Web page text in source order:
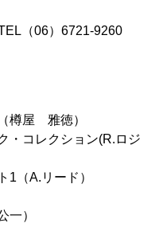
（06）6721-9260
樽屋 雅徳）
・コレクション(R.ロジ
（A.リード）
一）